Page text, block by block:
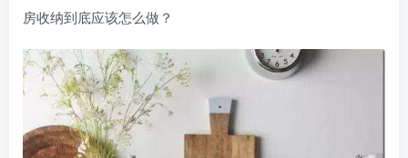
房收纳到底应该怎么做？